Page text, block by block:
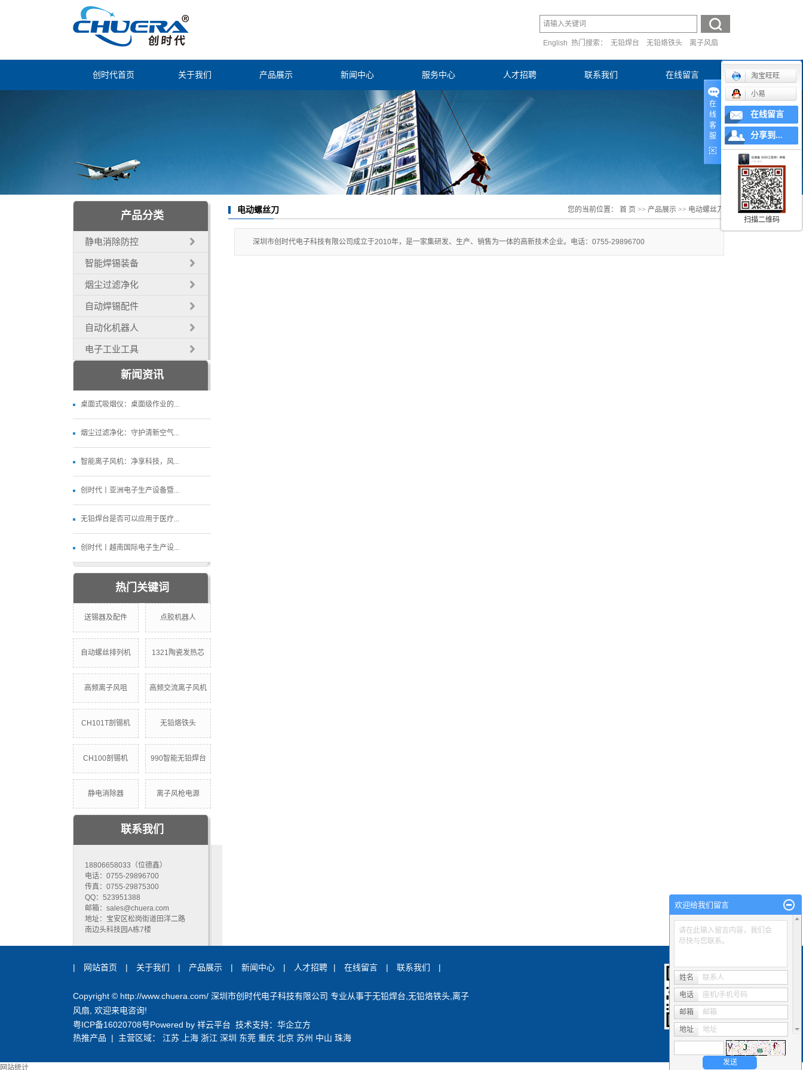
English 热门搜索： 无铅焊台 无铅烙铁头 离子风扇
创时代首页 关于我们 产品展示
烟尘过滤净化
自动焊锡配件
电子工业工具
新闻中心
行业新闻
技术知识
服务中心 人才招聘 联系我们 在线留言
产品分类
静电消除防控
智能焊锡装备
烟尘过滤净化
自动焊锡配件
自动化机器人
电子工业工具
新闻资讯
桌面式吸烟仪：桌面级作业的...
烟尘过滤净化：守护清新空气...
智能离子风机：净享科技，风...
创时代丨亚洲电子生产设备暨...
无铅焊台是否可以应用于医疗...
创时代丨越南国际电子生产设...
热门关键词
送锡器及配件 点胶机器人
自动螺丝排列机 1321陶瓷发热芯
高频离子风咀 高频交流离子风机
CH101T剖锡机 无铅烙铁头
CH100剖锡机 990智能无铅焊台
静电消除器 离子风枪电源
联系我们
18806658033（位德鑫）
电话：0755-29896700
传真：0755-29875300
QQ：523951388
邮箱：sales@chuera.com
地址：宝安区松岗街道田洋二路
南边头科技园A栋7楼
电动螺丝刀 您的当前位置： 首 页 >> 产品展示 >> 电动螺丝刀
深圳市创时代电子科技有限公司成立于2010年，是一家集研发、生产、销售为一体的高新技术企业。电话：0755-29896700
| 网站首页 | 关于我们 | 产品展示 | 新闻中心 | 人才招聘 | 在线留言 | 联系我们 |
Copyright © http://www.chuera.com/ 深圳市创时代电子科技有限公司 专业从事于无铅焊台 无铅烙铁头 离子
风扇 , 欢迎来电咨询!
粤ICP备16020708号Powered by 祥云平台 技术支持： 华企立方
热推产品 | 主营区域： 江苏 上海 浙江 深圳 东莞 重庆 北京 苏州 中山 珠海
网站统计
在
线
客
服
淘宝旺旺
小易
在线留言
分享到...
扫描二维码
欢迎给我们留言
请在此输入留言内容，我们会
尽快与您联系。
姓名 联系人
电话 座机/手机号码
邮箱 邮箱
地址 地址